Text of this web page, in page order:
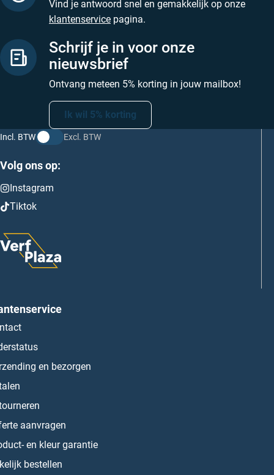
Vind je antwoord snel en gemakkelijk op onze
klantenservice pagina.
Schrijf je in voor onze
nieuwsbrief
Ontvang meteen 5% korting in jouw mailbox!
Ik wil 5% korting
Incl. BTW Excl. BTW
Volg ons op:
Instagram
Tiktok
en bezorgen
aanvragen
en kleur garantie
bestellen